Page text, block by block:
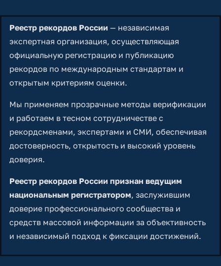
Реестр рекордов России — независимая
экспертная организация, осуществляющая
официальную регистрацию и публикацию
рекордов по международным стандартам и
открытым критериям оценки.
Мы применяем прозрачные методы верификации
и работаем в тесном сотрудничестве с
рекордсменами, экспертами и СМИ, обеспечивая
достоверность, открытость и высокий уровень
доверия.
Реестр рекордов России признан ведущим
национальным регистратором, заслужившим
доверие профессионального сообщества и
средств массовой информации за объективность
и независимый подход к фиксации достижений.